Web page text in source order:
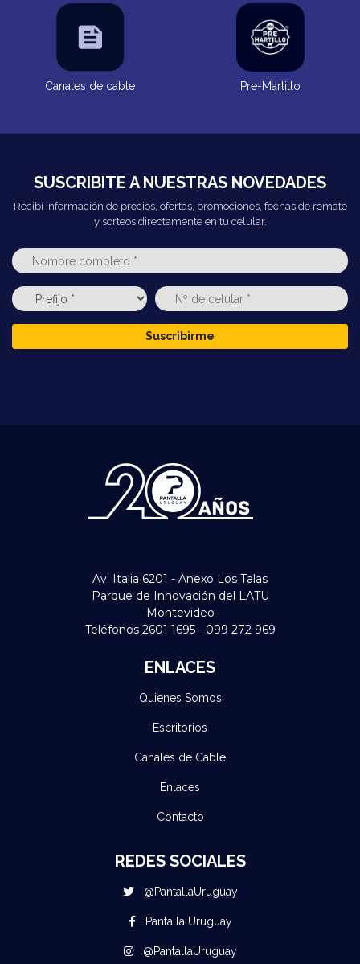
Canales de cable Pre-Martillo
SUSCRIBITE A NUESTRAS NOVEDADES
Recibí información de precios, ofertas, promociones, fechas de remate
y sorteos directamente en tu celular.
Suscribirme
Av. Italia 6201 - Anexo Los Talas
Parque de Innovación del LATU
Montevideo
Teléfonos 2601 1695 - 099 272 969
ENLACES
Quienes Somos
Escritorios
Canales de Cable
Enlaces
Contacto
REDES SOCIALES
@PantallaUruguay
Pantalla Uruguay
@PantallaUruguay